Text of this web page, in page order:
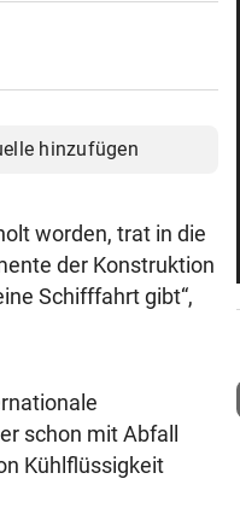
hinzufügen
worden, trat in die
der Konstruktion
Schifffahrt gibt“,
schon mit Abfall
Kühlflüssigkeit